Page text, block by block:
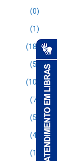
(0)
(1)
(18)
(5)
(10)
(7)
(5)
(4)
(1)